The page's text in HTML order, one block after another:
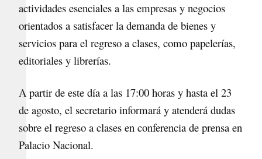
actividades esenciales a las empresas y negocios
orientados a satisfacer la demanda de bienes y
servicios para el regreso a clases, como papelerías,
editoriales y librerías.
A partir de este día a las 17:00 horas y hasta el 23
de agosto, el secretario informará y atenderá dudas
sobre el regreso a clases en conferencia de prensa en
Palacio Nacional.